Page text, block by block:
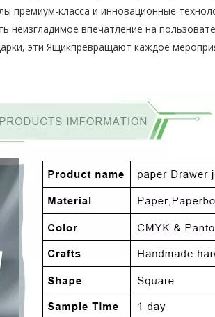
премиум-класса и инновационные
неизгладимое впечатление на
эти Ящикпревращают каждое